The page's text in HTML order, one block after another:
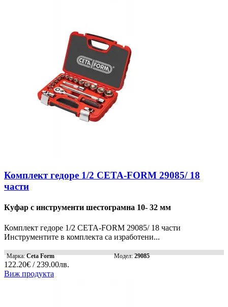
Комплект гедоре 1/2 CETA-FORM 29085/ 18
части
Куфар с инструменти шестограмна 10- 32 мм
Комплект гедоре 1/2 CETA-FORM 29085/ 18 части
Инструментите в комплекта са изработени...
Марка:Ceta Form Модел:29085
122.20€ / 239.00лв.
Виж продукта